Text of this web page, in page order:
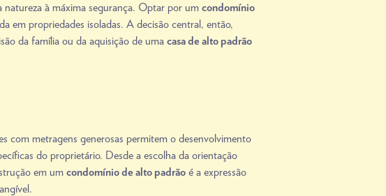
à máxima segurança. Optar por um condomínio
em propriedades isoladas. A decisão central, então,
da família ou da aquisição de uma casa de alto padrão
com metragens generosas permitem o desenvolvimento
do proprietário. Desde a escolha da orientação
em um condomínio de alto padrãoé a expressão